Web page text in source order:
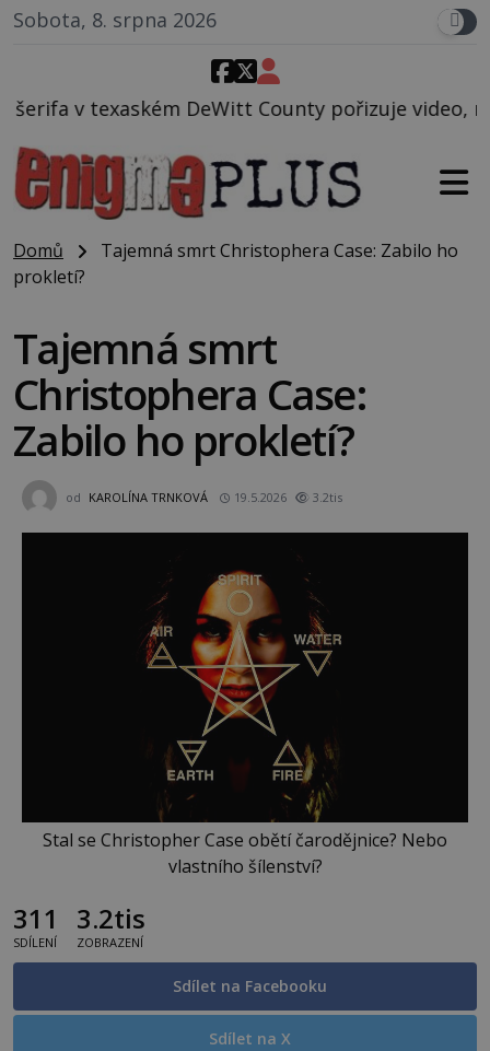
Sobota, 8. srpna 2026
County pořizuje video, na kterém před jeho
Domů
Tajemná smrt Christophera Case: Zabilo ho
prokletí?
Tajemná smrt
Christophera Case:
Zabilo ho prokletí?
od KAROLÍNA TRNKOVÁ 19.5.2026 3.2tis
Stal se Christopher Case obětí čarodějnice? Nebo
vlastního šílenství?
311
SDÍLENÍ
3.2tis
ZOBRAZENÍ
Sdílet na Facebooku
Sdílet na X